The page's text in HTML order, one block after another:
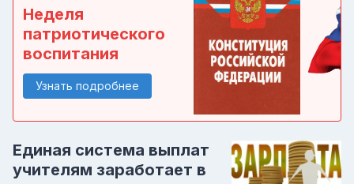
Неделя
патриотического
воспитания
Узнать подробнее
Единая система выплат
учителям заработает в